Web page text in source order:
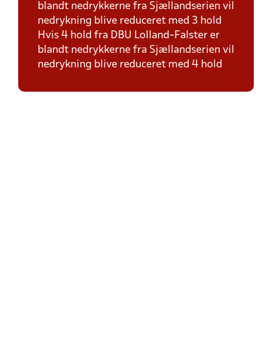
blandt nedrykkerne fra Sjællandserien vil
nedrykning blive reduceret med 3 hold
Hvis 4 hold fra DBU Lolland-Falster er
blandt nedrykkerne fra Sjællandserien vil
nedrykning blive reduceret med 4 hold